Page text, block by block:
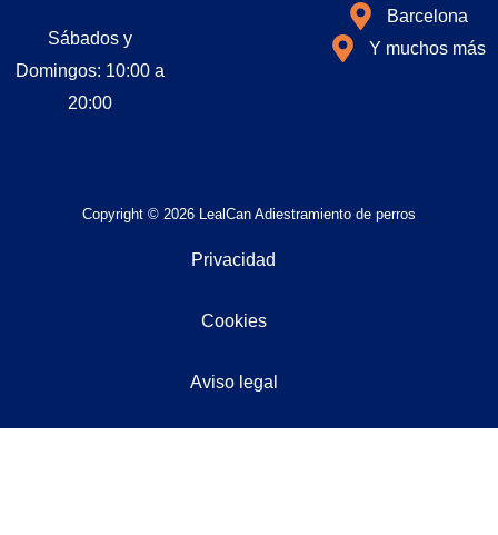
Sábados y
Domingos: 10:00 a
20:00
Barcelona
Y muchos más
Copyright © 2026 LealCan Adiestramiento de perros
Aviso legal
Cookies
Privacidad